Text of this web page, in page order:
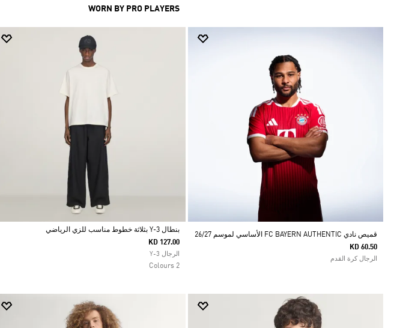
WORN BY PRO PLAYERS
قميص نادي FC BAYERN AUTHENTIC الأساسي لموسم 26/27
KD 60.50
الرجال كرة القدم
Selected
بنطال Y-3 بثلاثة خطوط مناسب للزي الرياضي
KD 127.00
الرجال Y-3
2 Colours